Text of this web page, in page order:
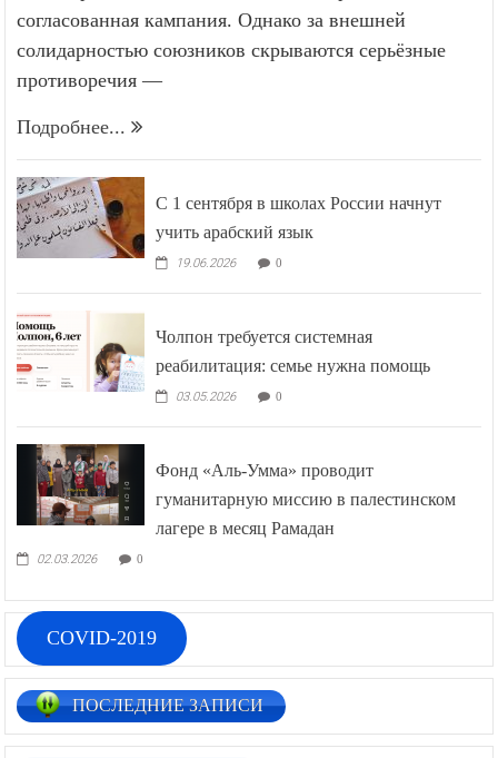
согласованная кампания. Однако за внешней
солидарностью союзников скрываются серьёзные
противоречия —
Подробнее...
С 1 сентября в школах России начнут
учить арабский язык
19.06.2026 0
Чолпон требуется системная
реабилитация: семье нужна помощь
03.05.2026 0
Фонд «Аль-Умма» проводит
гуманитарную миссию в палестинском
лагере в месяц Рамадан
02.03.2026 0
COVID-2019
ПОСЛЕДНИЕ ЗАПИСИ